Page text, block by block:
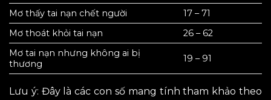
Mơ thấy tai nạn chết người
17 – 71
Mơ thoát khỏi tai nạn
26 – 62
Mơ tai nạn nhưng không ai bị
thương
19 – 91
Lưu ý: Đây là các con số mang tính tham khảo theo